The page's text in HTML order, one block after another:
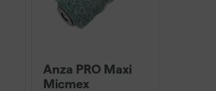
Anza PRO Maxi
Micmex